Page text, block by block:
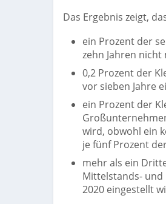
Das Ergebnis zeigt,
ein Prozent der
zehn Jahren
0,2 Prozent der
vor sieben Jahre
ein Prozent der
wird, obwohl ein
je fünf Prozent
mehr als ein
Mittelstands- und
2020 eingestellt